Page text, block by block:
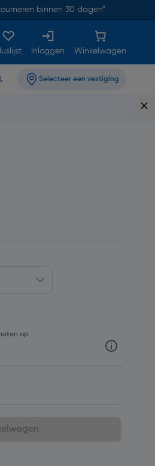
binnen 30 dagen*
Inloggen Winkelwagen
Selecteer een vestiging
op